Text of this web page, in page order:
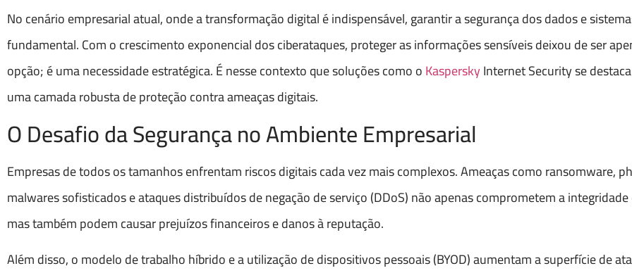
No cenário empresarial atual, onde a transformação digital é indispensável, garantir a segurança dos dados e
fundamental. Com o crescimento exponencial dos ciberataques, proteger as informações sensíveis deixou de ser
opção; é uma necessidade estratégica. É nesse contexto que soluções como oKasperskyInternet Security se
uma camada robusta de proteção contra ameaças digitais.
O Desafio da Segurança no Ambiente Empresarial
Empresas de todos os tamanhos enfrentam riscos digitais cada vez mais complexos. Ameaças como ransomware,
malwares sofisticados e ataques distribuídos de negação de serviço (DDoS) não apenas comprometem a
mas também podem causar prejuízos financeiros e danos à reputação.
Além disso, o modelo de trabalho híbrido e a utilização de dispositivos pessoais (BYOD) aumentam a superfície de